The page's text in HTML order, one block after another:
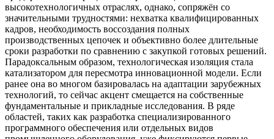
высокотехнологичных отраслях, однако, сопряжён со
значительными трудностями: нехватка квалифицированных
кадров, необходимость воссоздания полных
производственных цепочек и объективно более длительные
сроки разработки по сравнению с закупкой готовых решений.
Парадоксальным образом, технологическая изоляция стала
катализатором для пересмотра инновационной модели. Если
ранее она во многом базировалась на адаптации зарубежных
технологий, то сейчас акцент смещается на собственные
фундаментальные и прикладные исследования. В ряде
областей, таких как разработка специализированного
программного обеспечения или отдельных видов